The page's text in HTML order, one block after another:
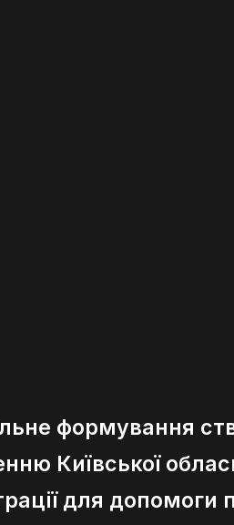
формування
Київської
для допомоги